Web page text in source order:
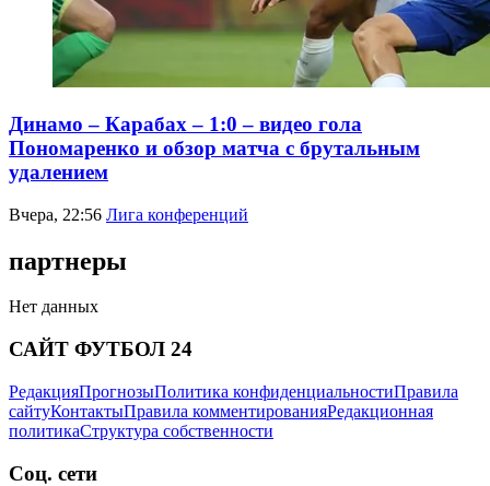
Динамо – Карабах – 1:0 – видео гола
Пономаренко и обзор матча с брутальным
удалением
Вчера, 22:56 Лига конференций
партнеры
Нет данных
САЙТ ФУТБОЛ 24
РедакцияПрогнозыПолитика конфиденциальностиПравила
сайтуКонтактыПравила комментированияРедакционная
политикаСтруктура собственности
Соц. сети